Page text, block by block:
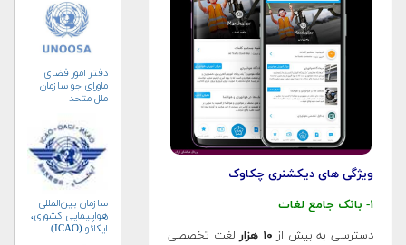
ویژگی های دیکشنری چکاوک
۱- بانک جامع لغات
دسترسی به بیش از ۱۰ هزار
لغت تخصصی
دفتر امور فضای
ماورای جو سازمان
ملل متحد
سازمان بین‌المللی
هواپیمایی کشوری،
ایکائو (ICAO)